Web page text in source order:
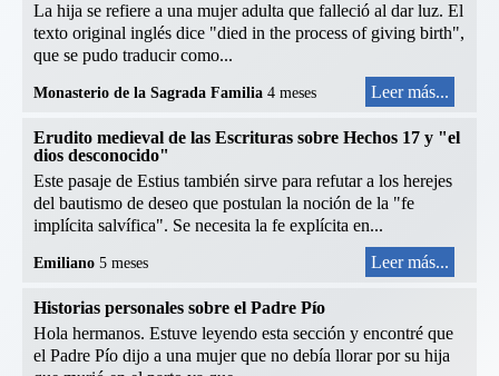
La hija se refiere a una mujer adulta que falleció al dar luz. El
texto original inglés dice "died in the process of giving birth",
que se pudo traducir como...
Monasterio de la Sagrada Familia 4 meses Leer más...
Erudito medieval de las Escrituras sobre Hechos 17 y "el
dios desconocido"
Este pasaje de Estius también sirve para refutar a los herejes
del bautismo de deseo que postulan la noción de la "fe
implícita salvífica". Se necesita la fe explícita en...
Emiliano 5 meses Leer más...
Historias personales sobre el Padre Pío
Hola hermanos. Estuve leyendo esta sección y encontré que
el Padre Pío dijo a una mujer que no debía llorar por su hija